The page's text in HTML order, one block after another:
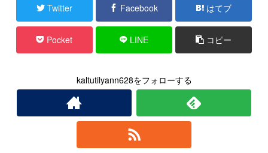
Twitter
Facebook はてブ
Pocket LINE コピー
kaltutilyann628をフォローする